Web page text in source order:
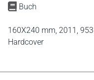
Buch
160X240 mm, 2011, 953
Hardcover